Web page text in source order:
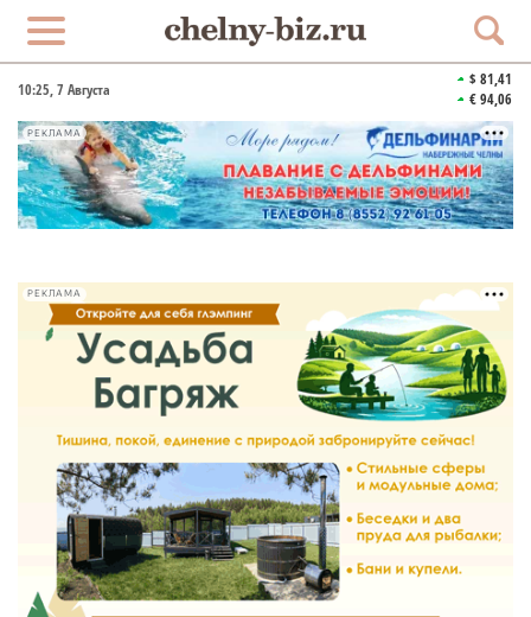
10:26, 7 Августа
$ 81,41
€ 94,06
РЕКЛАМА
РЕКЛАМА